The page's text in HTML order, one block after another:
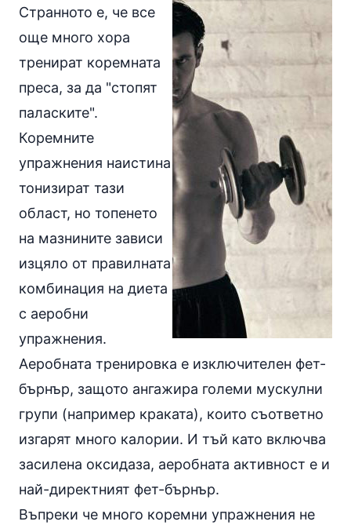
Странното е, че все
още много хора
тренират коремната
преса, за да "стопят
паласките".
Коремните
упражнения наистина
тонизират тази
област, но топенето
на мазнините зависи
изцяло от правилната
комбинация на диета
с аеробни
упражнения.
Аеробната тренировка е изключителен фет-
бърнър, защото ангажира големи мускулни
групи (например краката), които съответно
изгарят много калории. И тъй като включва
засилена оксидаза, аеробната активност е и
най-директният фет-бърнър.
Въпреки че много коремни упражнения не